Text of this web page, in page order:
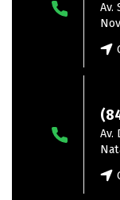
Av.
Av.